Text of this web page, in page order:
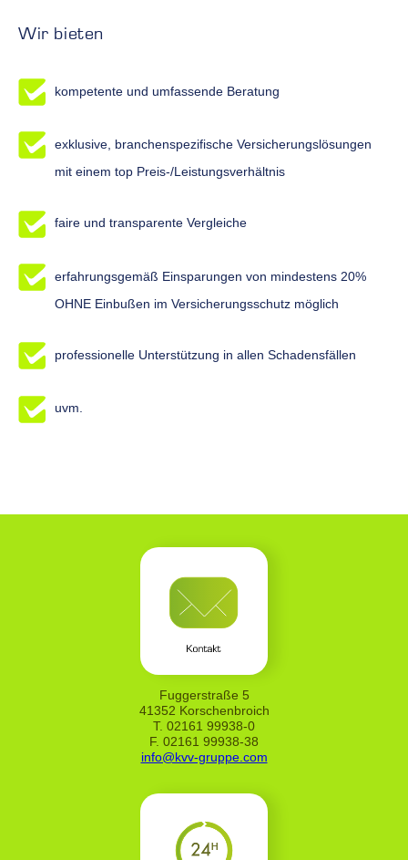
Wir bieten
kompetente und umfassende Beratung
exklusive, branchenspezifische Versicherungslösungen
mit einem top Preis-/Leistungsverhältnis
faire und transparente Vergleiche
erfahrungsgemäß Einsparungen von mindestens 20%
OHNE Einbußen im Versicherungsschutz möglich
professionelle Unterstützung in allen Schadensfällen
uvm.
Fuggerstraße 5
41352 Korschenbroich
T. 02161 99938-0
F. 02161 99938-38
info@kvv-gruppe.com